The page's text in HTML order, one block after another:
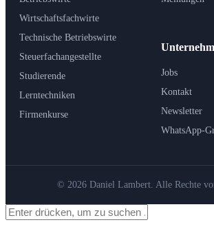
Wirtschaftsfachwirte
Technische Betriebswirte
Steuerfachangestellte
Studierende
Lerntechniken
Firmenkurse
Jobs
Kontakt
Newsletter
WhatsApp-
© 2026 Daniel Lambert. Alle Rechte